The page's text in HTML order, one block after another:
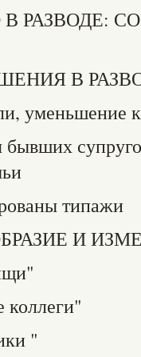
РАЗВОДЕ:
В
уменьшение
типажи
И
"